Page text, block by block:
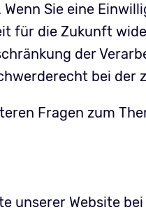
Wenn Sie eine
für die Zukunft
der
bei der
Fragen zum
unserer Website